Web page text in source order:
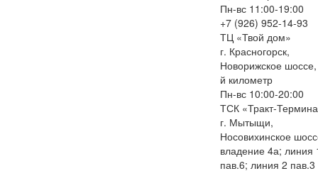
Пн-вс 11:00-19:00
+7 (926) 952-14-93
ТЦ «Твой дом»
г. Красногорск,
Новорижское
й километр
Пн-вс 10:00-20:00
ТСК «Тракт-
г. Мытыщи,
Носовихинское
владение 4а; линия
пав.6; линия 2 пав.3